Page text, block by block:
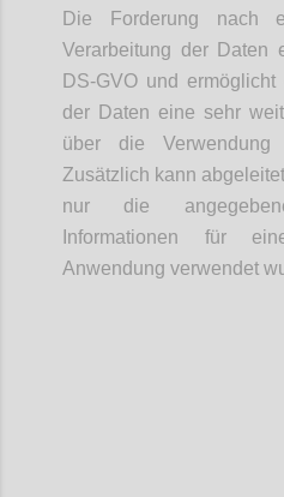
Die Forderung nach
Verarbeitung der Daten
DS-GVO und
der Daten eine sehr
über die Verwendung
Zusätzlich kann
nur die
Informationen für
Anwendung verwendet